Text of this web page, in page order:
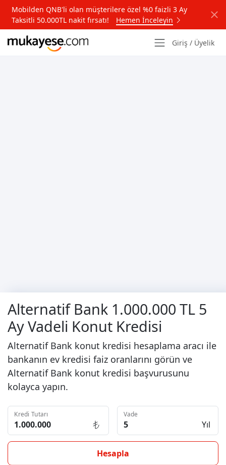
Mobilden QNB'li olan müşterilere özel %0 faizli 3 Ay
Taksitli 50.000TL nakit fırsatı!
Hemen İnceleyin
Giriş / Üyelik
Alternatif Bank 1.000.000 TL 5
Ay Vadeli Konut Kredisi
Alternatif Bank konut kredisi hesaplama aracı ile
bankanın ev kredisi faiz oranlarını görün ve
Alternatif Bank konut kredisi başvurusunu
kolayca yapın.
Kredi Tutarı Vade
Yıl
Hesapla